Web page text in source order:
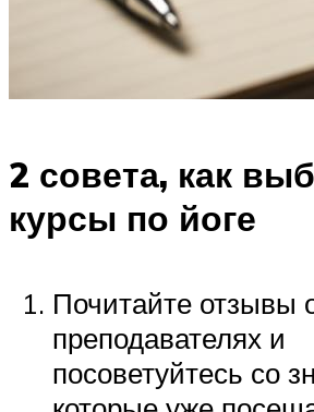
2 совета, как
курсы по йоге
Почитайте отзывы
преподавателях и
посоветуйтесь со